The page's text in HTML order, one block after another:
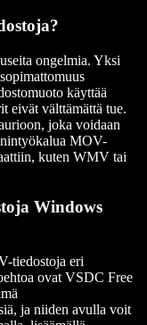
ongelmia. Yksi
käyttää
eivät välttämättä tue.
joka voidaan
MOV-
kuten WMV tai
Windows
tiedostoja eri
ovat VSDC Free
ja niiden avulla voit